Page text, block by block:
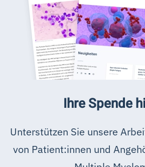
Ihre Spende
Unterstützen Sie unsere
von Patient:innen und